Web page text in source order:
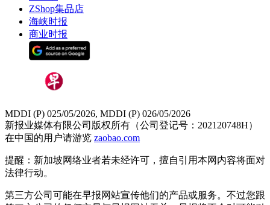
ZShop集品店
海峡时报
商业时报
MDDI (P) 025/05/2026, MDDI (P) 026/05/2026
新报业媒体有限公司版权所有（公司登记号：202120748H）
在中国的用户请游览 zaobao.com
提醒：新加坡网络业者若未经许可，擅自引用本网内容将面对
法律行动。
第三方公司可能在早报网站宣传他们的产品或服务。不过您跟